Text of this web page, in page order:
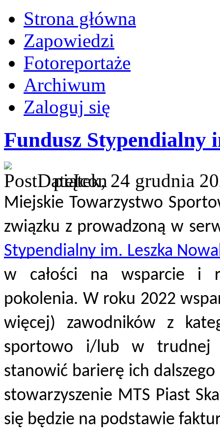
Strona główna
Zapowiedzi
Fotoreportaże
Archiwum
Zaloguj się
Fundusz Stypendialny
piątek, 24 grudnia
Miejskie Towarzystwo
związku z prowadzoną w
Stypendialny im. Leszka
w całości na wsparcie i
pokolenia. W roku 2022
więcej) zawodników z
sportowo i/lub w trudnej
stanowić barierę ich
stowarzyszenie MTS Piast
się będzie na podstawie